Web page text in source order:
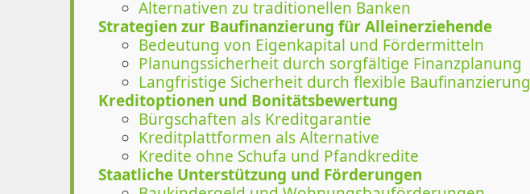
Alternativen zu traditionellen Banken
Strategien zur Baufinanzierung für Alleinerziehende
Bedeutung von Eigenkapital und Fördermitteln
Planungssicherheit durch sorgfältige Finanzplanung
Langfristige Sicherheit durch flexible Baufinanzierung
Kreditoptionen und Bonitätsbewertung
Bürgschaften als Kreditgarantie
Kreditplattformen als Alternative
Kredite ohne Schufa und Pfandkredite
Staatliche Unterstützung und Förderungen